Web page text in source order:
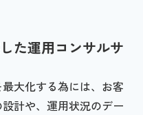
た運用コンサルサ
大化する為には、お客
計や、運用状況のデー